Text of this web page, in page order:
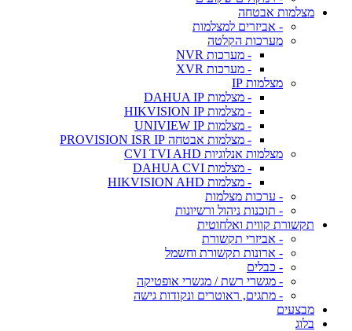
מצלמות אבטחה
- אביזרים למצלמות
מערכות הקלטה
- מערכות NVR
- מערכות XVR
מצלמות IP
- מצלמות DAHUA IP
- מצלמות HIKVISION IP
- מצלמות UNIVIEW IP
- מצלמות אבטחה PROVISION ISR IP
מצלמות אנלוגיות CVI TVI AHD
- מצלמות DAHUA CVI
- מצלמות HIKVISION AHD
- ערכות מצלמות
- תוכנות ניהול ורשיונות
תקשורת קווית ואלחוטית
- אביזרי תקשורת
- ארונות תקשורת וחשמל
- כבלים
- מגשרי רשת / מגשרי אופטיקה
- מתגים, ראוטרים ונקודות גישה
מבצעים
בלוג